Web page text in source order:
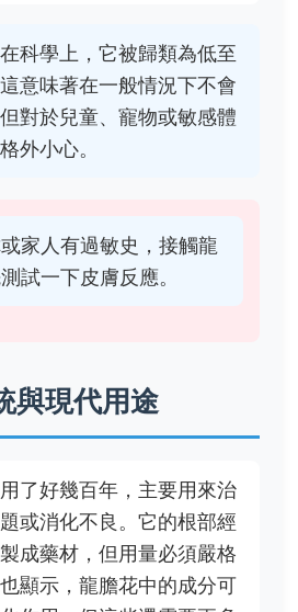
科學上，它被歸類為低至
意味著在一般情況下不會
對於兒童、寵物或敏感體
外小心。
家人有過敏史，接觸龍
試一下皮膚反應。
與現代用途
了好幾百年，主要用來治
或消化不良。它的根部經
成藥材，但用量必須嚴格
顯示，龍膽花中的成分可